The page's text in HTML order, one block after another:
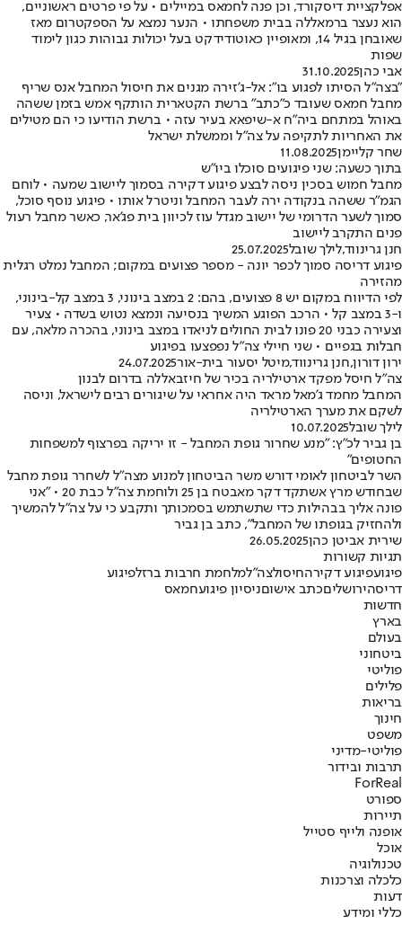
אפלקציית דיסקורד, וכן פנה לחמאס במיילים • על פי פרטים ראשוניים,
הוא נעצר ברמאללה בבית משפחתו • הנער נמצא על הספקטרום מאז
שאובחן בגיל 14, ומאופיין כאוטודידקט בעל יכולות גבוהות כגון לימוד
שפות
אבי כהן31.10.2025
"בצה"ל הסיתו לפגוע בו": אל-ג'זירה מגנים את חיסול המחבל אנס שריף
מחבל חמאס שעובד כ"כתב" ברשת הקטארית הותקף אמש בזמן ששהה
באוהל במתחם ביה"ח א-שיפאא בעיר עזה • ברשת הודיעו כי הם מטילים
את האחריות לתקיפה על צה"ל וממשלת ישראל
שחר קליימן11.08.2025
בתוך כשעה: שני פיגועים סוכלו ביו"ש
מחבל חמוש בסכין ניסה לבצע פיגוע דקירה בסמוך ליישוב שמעה • לוחם
הגמ״ר ששהה בנקודה ירה לעבר המחבל וניטרל אותו • פיגוע נוסף סוכל,
סמוך לשער הדרומי של יישוב מגדל עוז לכיוון בית פג'אר, כאשר מחבל רעול
פנים התקרב ליישוב
חנן גרינווד,לילך שובל25.07.2025
פיגוע דריסה סמוך לכפר יונה - מספר פצועים במקום; המחבל נמלט רגלית
מהזירה
לפי הדיווח במקום יש 8 פצועים, בהם: 2 במצב בינוני, 3 במצב קל-בינוני,
ו-3 במצב קל • הרכב הפוגע המשיך בנסיעה ונמצא נטוש בשדה • צעיר
וצעירה כבני 20 פונו לבית החולים לניאדו במצב בינוני, בהכרה מלאה, עם
חבלות בגפיים • שני חיילי צה"ל נפפצעו בפיגוע
ירון דורון,חנן גרינווד,מיטל יסעור בית-אור24.07.2025
צה"ל חיסל מפקד ארטילריה בכיר של חיזבאללה בדרום לבנון
המחבל מחמד ג'מאל מראד היה אחראי על שיגורים רבים לישראל, וניסה
לשקם את מערך הארטילריה
לילך שובל10.07.2025
בן גביר לכ"ץ: "מנע שחרור גופת המחבל - זו יריקה בפרצוף למשפחות
החטופים"
השר לביטחון לאומי דורש משר הביטחון למנוע מצה"ל לשחרר גופת מחבל
שבחודש מרץ אשתקד דקר מאבטח בן 25 ולוחמת צה"ל כבת 20 • "אני
פונה אליך בבהילות כדי שתשתמש בסמכותך ותקבע כי על צה"ל להמשיך
ולהחזיק בגופתו של המחבל", כתב בן גביר
שירית אביטן כהן26.05.2025
תגיות קשורות
פיגועפיגוע דקירהחיסולצה"למלחמת חרבות ברזלפיגוע
דריסהירושליםכתב אישוםניסיון פיגועחמאס
חדשות
בארץ
בעולם
ביטחוני
פוליטי
פלילים
בריאות
חינוך
משפט
פוליטי-מדיני
תרבות ובידור
ForReal
ספורט
תיירות
אופנה ולייף סטייל
אוכל
טכנולוגיה
כלכלה וצרכנות
דעות
כללי ומידע